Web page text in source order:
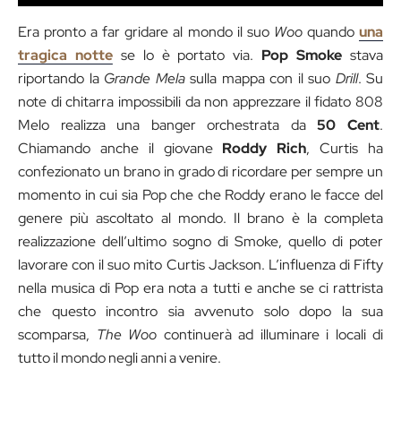
Era pronto a far gridare al mondo il suo Wooquandouna
tragica notte se lo è portato via. Pop Smoke stava
riportando la Grande Melasulla mappa con il suo Drill. Su
note di chitarra impossibili da non apprezzare il fidato 808
Melo realizza una banger orchestrata da50 Cent.
Chiamando anche il giovane Roddy Rich, Curtis ha
confezionato un brano in grado di ricordare per sempre un
momento in cui sia Pop che che Roddy erano le facce del
genere più ascoltato al mondo. Il brano è la completa
realizzazione dell’ultimo sogno di Smoke, quello di poter
lavorare con il suo mito Curtis Jackson. L’influenza di Fifty
nella musica di Pop era nota a tutti e anche se ci rattrista
che questo incontro sia avvenuto solo dopo la sua
scomparsa, The Woo continuerà ad illuminare i locali di
tutto il mondo negli anni a venire.